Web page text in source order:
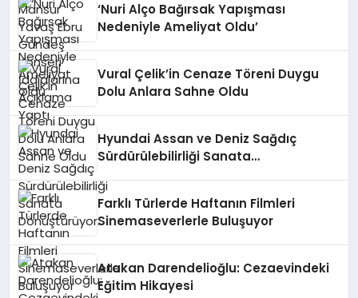
‘Nuri Alço Bağırsak Yapışması
Nedeniyle Ameliyat Oldu’
Vural Çelik’in Cenaze Töreni Duygu
Dolu Anlara Sahne Oldu
Hyundai Assan ve Deniz Sağdıç
Sürdürülebilirliği Sanata
Farklı Türlerde Haftanın Filmleri
Sinemaseverlerle Buluşuyor
Atakan Darendelioğlu: Cezaevindeki
Eğitim Hikayesi